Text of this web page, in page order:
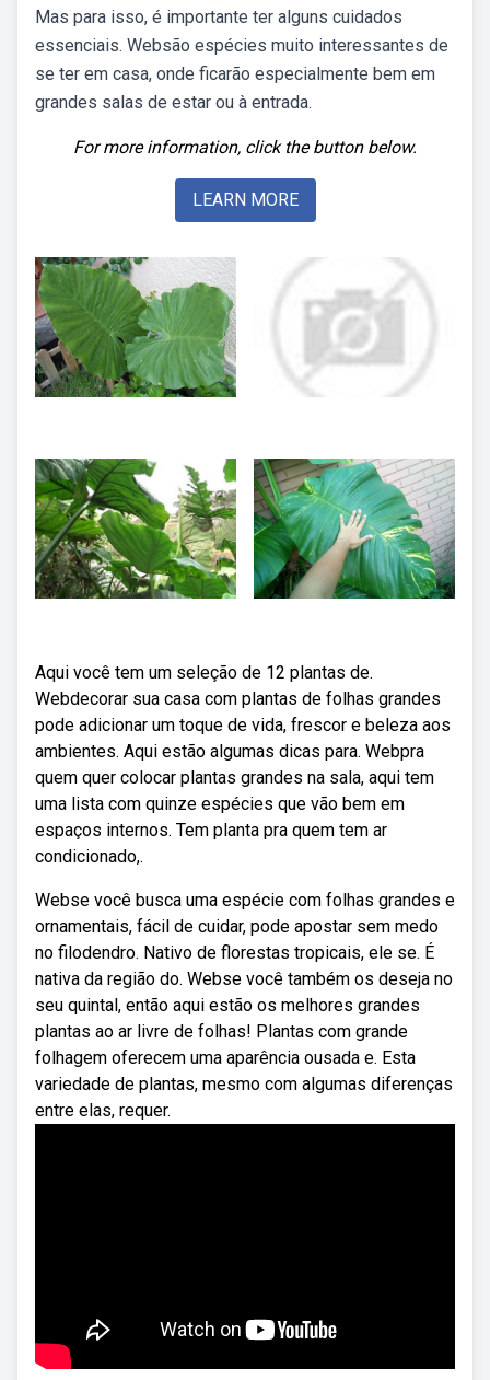
Mas para isso, é importante ter alguns cuidados
essenciais. Websão espécies muito interessantes de
se ter em casa, onde ficarão especialmente bem em
grandes salas de estar ou à entrada.
For more information, click the button below.
LEARN MORE
Aqui você tem um seleção de 12 plantas de.
Webdecorar sua casa com plantas de folhas grandes
pode adicionar um toque de vida, frescor e beleza aos
ambientes. Aqui estão algumas dicas para. Webpra
quem quer colocar plantas grandes na sala, aqui tem
uma lista com quinze espécies que vão bem em
espaços internos. Tem planta pra quem tem ar
condicionado,.
Webse você busca uma espécie com folhas grandes e
ornamentais, fácil de cuidar, pode apostar sem medo
no filodendro. Nativo de florestas tropicais, ele se. É
nativa da região do. Webse você também os deseja no
seu quintal, então aqui estão os melhores grandes
plantas ao ar livre de folhas! Plantas com grande
folhagem oferecem uma aparência ousada e. Esta
variedade de plantas, mesmo com algumas diferenças
entre elas, requer.